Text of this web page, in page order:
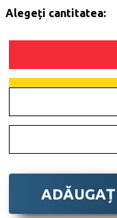
Alegeți cantitatea: